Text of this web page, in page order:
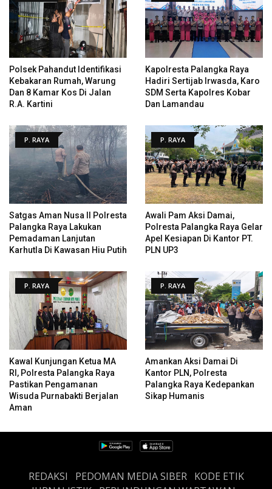
Polsek Pahandut Identifikasi
Kebakaran Rumah, Warung
Dan 8 Kamar Kos Di Jalan
R.A. Kartini
Kapolresta Palangka Raya
Hadiri Sertijab Irwasda, Karo
SDM Serta Kapolres Kobar
Dan Lamandau
P. RAYA
Satgas Aman Nusa II Polresta
Palangka Raya Lakukan
Pemadaman Lanjutan
Karhutla Di Kawasan Hiu Putih
P. RAYA
Awali Pam Aksi Damai,
Polresta Palangka Raya Gelar
Apel Kesiapan Di Kantor PT.
PLN UP3
P. RAYA
Kawal Kunjungan Ketua MA
RI, Polresta Palangka Raya
Pastikan Pengamanan
Wisuda Purnabakti Berjalan
Aman
P. RAYA
Amankan Aksi Damai Di
Kantor PLN, Polresta
Palangka Raya Kedepankan
Sikap Humanis
REDAKSI PEDOMAN MEDIA SIBER
KODE ETIK